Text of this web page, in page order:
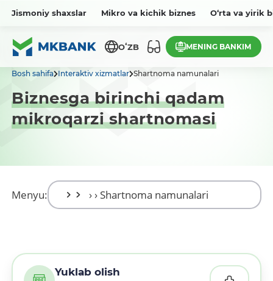
Jismoniy shaxslar Mikro va kichik biznes O‘rta va yirik
OʻZB MENING BANKIM
Bosh sahifa Interaktiv xizmatlar Shartnoma namunalari
Biznesga birinchi qadam
mikroqarzi shartnomasi
Menyu:
Yuklab olish